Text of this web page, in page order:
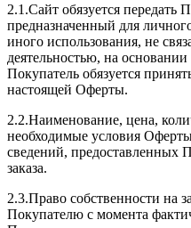
2.1.Сайт обязуется передать
предназначенный для
иного использования, не
деятельностью, на
Покупатель обязуется
настоящей Оферты.
2.2.Наименование, цена,
необходимые условия
сведений, предоставленных
заказа.
2.3.Право собственности на
Покупателю с момента